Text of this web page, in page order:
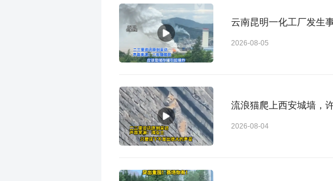
云南昆明一化工厂发生
2026-08-05
流浪猫爬上西安城墙，
2026-08-04